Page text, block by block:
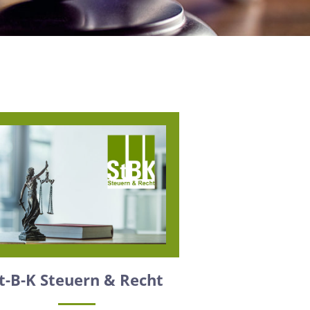
B-K Steuern & Recht